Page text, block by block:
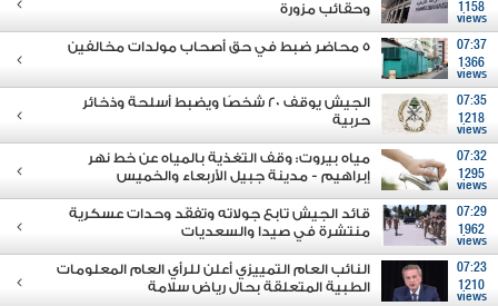
1158
views
وحقائب مزورة
07:37
1366
views
5 محاضر ضبط في حق أصحاب مولدات مخالفين
07:35
1218
views
الجيش يوقف 20 شخصًا ويضبط أسلحة وذخائر
حربية
07:32
1295
views
مياه بيروت: وقف التغذية بالمياه عن خط نهر
إبراهيم - مدينة جبيل الأربعاء والخميس
07:29
1962
views
قائد الجيش تابع جولاته وتفقَد وحدات عسكرية
منتشرة في صيدا والسعديات
07:23
1210
views
النائب العام التمييزي أعلن للرأي العام المعلومات
الطبية المتعلقة بحال رياض سلامة